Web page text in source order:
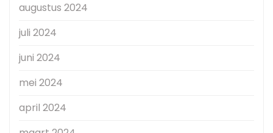
augustus 2024
juli 2024
juni 2024
mei 2024
april 2024